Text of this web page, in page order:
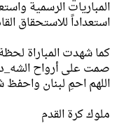
المباريات الرسمية
استعداداً للاستحقاق
كما شهدت المباراة
صمت على أرواح
اللهم احمِ لبنان
ملوك كرة القدم